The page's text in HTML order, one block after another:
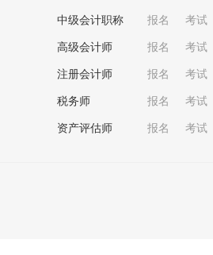
中级会计职称 报名 考试
高级会计师 报名 考试
注册会计师 报名 考试
税务师 报名 考试
资产评估师 报名 考试